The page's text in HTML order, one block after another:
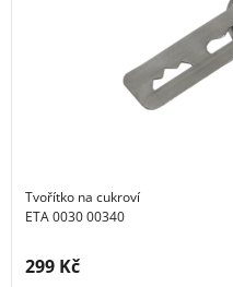
Tvořítko na cukroví
ETA 0030 00340
Cena s DPH:
299 Kč